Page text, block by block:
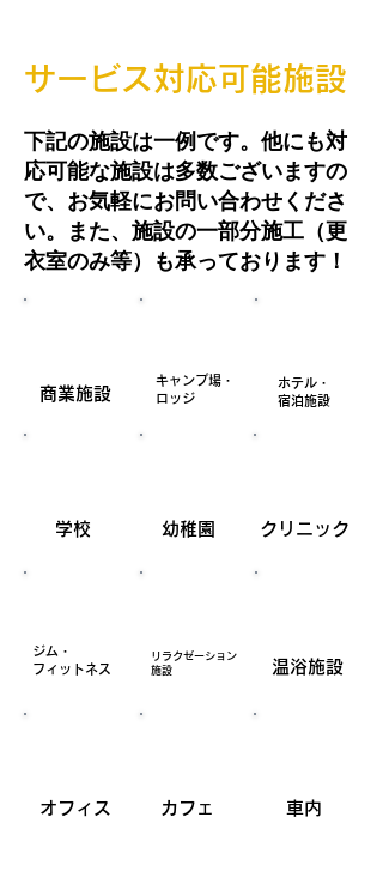
​サービス対応可能施設
下記の施設は一例です。他にも対
応可能な施設は多数ございますの
で、お気軽にお問い合わせくださ
い。また、施設の一部分施工（更
衣室のみ等）も承っております！
​商業施設
​キャンプ場・
ロッジ
​ホテル・
宿泊施設
​学校 ​幼稚園 ​クリニック
​ジム・
フィットネス
​車内
​カフェ
​オフィス
​リラクゼーション
施設
​温浴施設